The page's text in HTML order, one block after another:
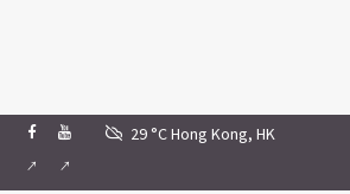
29 °CHong Kong, HK